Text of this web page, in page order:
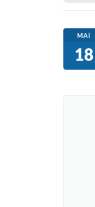
MAI
18